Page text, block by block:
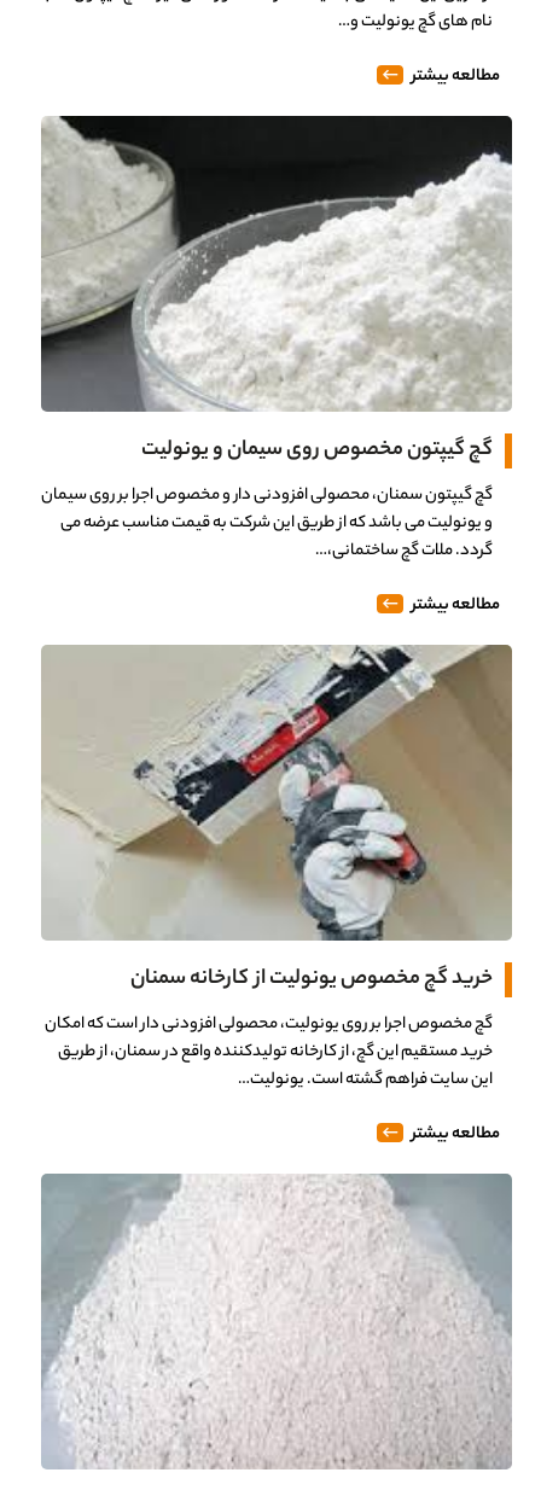
نام های گچ یونولیت و…
مطالعه بیشتر
گچ گیپتون مخصوص روی سیمان و یونولیت
گچ گیپتون سمنان، محصولی افزودنی دار و مخصوص اجرا بر روی سیمان
و یونولیت می باشد که از طریق این شرکت به قیمت مناسب عرضه می
گردد. ملات گچ ساختمانی،…
مطالعه بیشتر
خرید گچ مخصوص یونولیت از کارخانه سمنان
گچ مخصوص اجرا بر روی یونولیت، محصولی افزودنی دار است که امکان
خرید مستقیم این گچ، از کارخانه تولیدکننده واقع در سمنان، از طریق
این سایت فراهم گشته است. یونولیت…
مطالعه بیشتر
0%